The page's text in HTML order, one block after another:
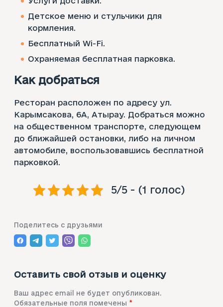
Детское меню и стульчики для
кормления.
Бесплатный Wi-Fi.​
Охраняемая бесплатная парковка.​
Как добраться
Ресторан расположен по адресу ул.
Карымсакова, 6А, Атырау. Добраться можно
на общественном транспорте, следующем
до ближайшей остановки, либо на личном
автомобиле, воспользовавшись бесплатной
парковкой.
5/5 - (1 голос)
Поделитесь с друзьями
Оставить свой отзыв и оценку
Ваш адрес email не будет опубликован.
Обязательные поля помечены *